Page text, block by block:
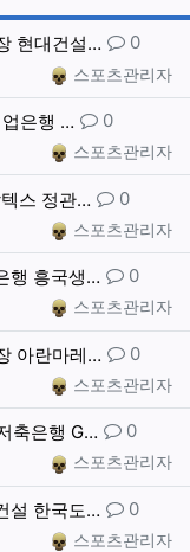
게
현대건설… 댓글
0
작성자스포츠관리자
업은행 … 댓글
0
작성자스포츠관리자
스 정관… 댓글
0
작성자스포츠관리자
행 흥국생… 댓글
0
작성자스포츠관리자
아란마레… 댓글
0
작성자스포츠관리자
축은행 G… 댓글
0
작성자스포츠관리자
설 한국도… 댓글
0
작성자스포츠관리자